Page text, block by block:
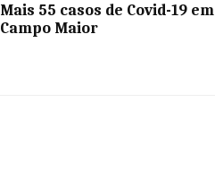
Mais 55 casos de Covid-19 em
Campo Maior